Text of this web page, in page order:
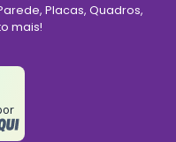
Placas, Quadros,
mais!